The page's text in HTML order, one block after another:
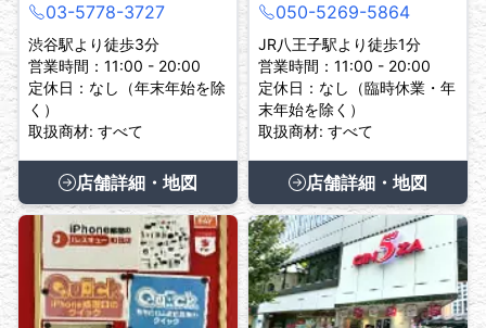
03-5778-3727
渋谷駅より徒歩3分
営業時間：11:00 - 20:00
定休日：なし（年末年始を除
く）
取扱商材: すべて
店舗詳細・地図
050-5269-5864
JR八王子駅より徒歩1分
営業時間：11:00 - 20:00
定休日：なし（臨時休業・年
末年始を除く）
取扱商材: すべて
店舗詳細・地図